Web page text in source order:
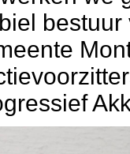
bestuur